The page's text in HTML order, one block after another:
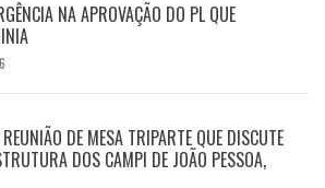
NA APROVAÇÃO DO PL QUE
DE MESA TRIPARTE QUE DISCUTE
DOS CAMPI DE JOÃO PESSOA,